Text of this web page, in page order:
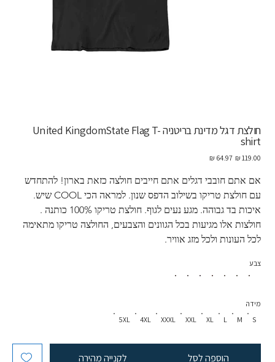
חולצת דגל מדינת בריטניה United KingdomState Flag T-
shirt
מחיר
מחיר
‏64.97 ‏₪
אם אתם חובבי דגלים אתם חייבים חולצה כזאת בארון! להתחדש
עם חולצת טריקו בשילוב הדפס שנון. למראה הכי COOL שיש.
איכות בד גבוהה. מגע נעים לגוף. חולצת טריקו 100% כותנה .
חולצות אלו מגיעות בכל הגוונים והצבעים, החולצה טריקו מתאימה
לכל העונות ולכל מזג אוויר.
צבע
S
M
L
XL
XXL
XXXL
4XL
5XL
מידה
הוספה לסל לקנייה מהירה